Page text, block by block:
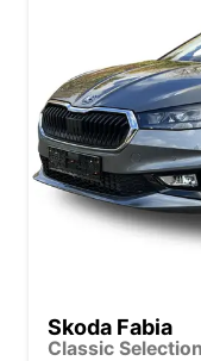
Skoda Fabia